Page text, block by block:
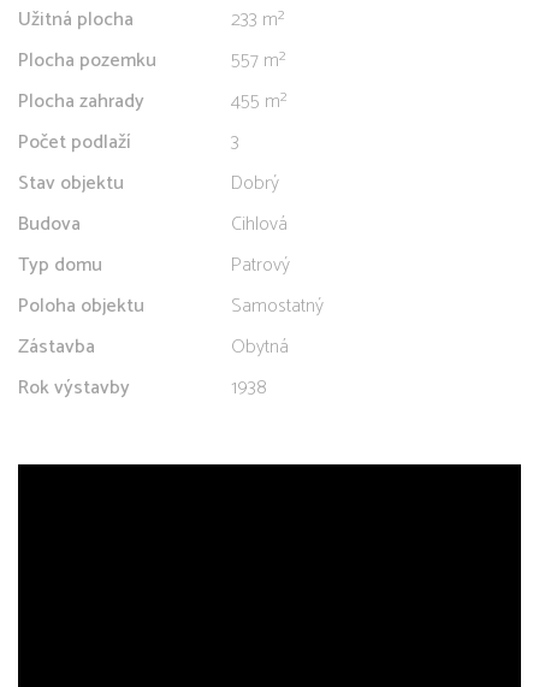
Užitná plocha
233 m²
Plocha pozemku
557 m²
Plocha zahrady
455 m²
Počet podlaží
3
Stav objektu
Dobrý
Budova
Cihlová
Typ domu
Patrový
Poloha objektu
Samostatný
Zástavba
Obytná
Rok výstavby
1938